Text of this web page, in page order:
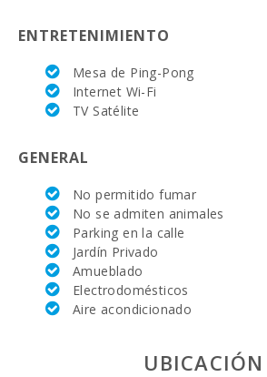
Cuevas del Drach
Playa de Muro
(km):
(km):
Playa de arena -
Playa de Alcudia
Playa Cala Ferrera
(km):
Distancia a la
playa ( km ):
ENTRETENIMIENTO
Mesa de Ping-Pong
Internet Wi-Fi
TV Satélite
GENERAL
No permitido fumar
No se admiten animales
Parking en la calle
Jardín Privado
Amueblado
Electrodomésticos
Aire acondicionado
UBICACIÓN